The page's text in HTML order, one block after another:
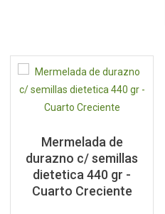
opciones
se
pueden
elegir
la
página
de
Mermelada de
durazno c/ semillas
dietetica 440 gr -
Cuarto Creciente